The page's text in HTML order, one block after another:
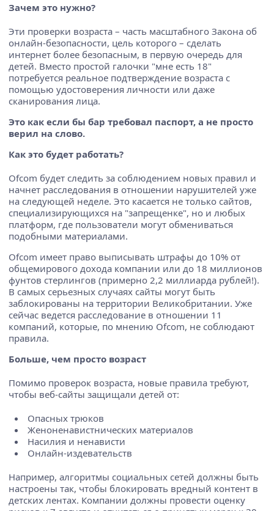
Зачем это нужно?
Эти проверки возраста – часть масштабного Закона об
онлайн-безопасности, цель которого – сделать
интернет более безопасным, в первую очередь для
детей. Вместо простой галочки "мне есть 18"
потребуется реальное подтверждение возраста с
помощью удостоверения личности или даже
сканирования лица.
Это как если бы бар требовал паспорт, а не просто
верил на слово.
Как это будет работать?
Ofcom будет следить за соблюдением новых правил и
начнет расследования в отношении нарушителей уже
на следующей неделе. Это касается не только сайтов,
специализирующихся на "запрещенке", но и любых
платформ, где пользователи могут обмениваться
подобными материалами.
Ofcom имеет право выписывать штрафы до 10% от
общемирового дохода компании или до 18 миллионов
фунтов стерлингов (примерно 2,2 миллиарда рублей!).
В самых серьезных случаях сайты могут быть
заблокированы на территории Великобритании. Уже
сейчас ведется расследование в отношении 11
компаний, которые, по мнению Ofcom, не соблюдают
правила.
Больше, чем просто возраст
Помимо проверок возраста, новые правила требуют,
чтобы веб-сайты защищали детей от:
Опасных трюков
Женоненавистнических материалов
Насилия и ненависти
Онлайн-издевательств
Например, алгоритмы социальных сетей должны быть
настроены так, чтобы блокировать вредный контент в
детских лентах. Компании должны провести оценку